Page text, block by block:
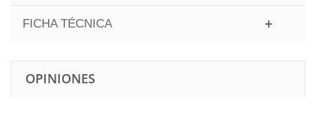
FICHA TÉCNICA
OPINIONES